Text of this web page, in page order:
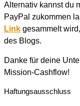
Alternativ kannst du
PayPal zukommen
Link gesammelt
des Blogs.
Danke für deine
Mission-Cashflow!
Haftungsausschluss